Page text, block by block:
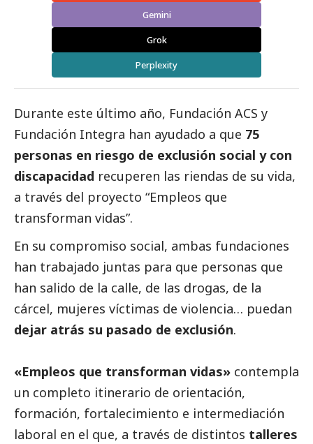
Gemini
Grok
Perplexity
Durante este último año, Fundación ACS y
Fundación Integra han ayudado a que 75
personas en riesgo de exclusión social y con
discapacidad recuperen las riendas de su vida,
a través del proyecto “Empleos que
transforman vidas”.
En su compromiso social, ambas fundaciones
han trabajado juntas para que personas que
han salido de la calle, de las drogas, de la
cárcel, mujeres víctimas de violencia… puedan
dejar atrás su pasado de exclusión.
«Empleos que transforman vidas» contempla
un completo itinerario de orientación,
formación, fortalecimiento e intermediación
laboral en el que, a través de distintos talleres